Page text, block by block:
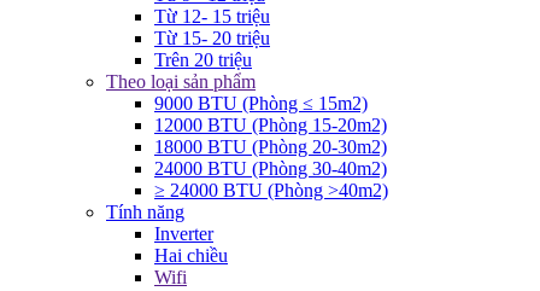
Từ 12- 15 triệu
Từ 15- 20 triệu
Trên 20 triệu
Theo loại sản phẩm
9000 BTU (Phòng ≤ 15m2)
12000 BTU (Phòng 15-20m2)
18000 BTU (Phòng 20-30m2)
24000 BTU (Phòng 30-40m2)
≥ 24000 BTU (Phòng >40m2)
Tính năng
Inverter
Hai chiều
Wifi